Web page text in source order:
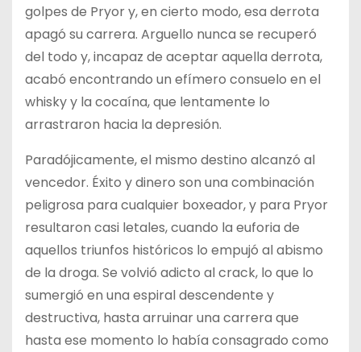
golpes de Pryor y, en cierto modo, esa derrota
apagó su carrera. Arguello nunca se recuperó
del todo y, incapaz de aceptar aquella derrota,
acabó encontrando un efímero consuelo en el
whisky y la cocaína, que lentamente lo
arrastraron hacia la depresión.
Paradójicamente, el mismo destino alcanzó al
vencedor. Éxito y dinero son una combinación
peligrosa para cualquier boxeador, y para Pryor
resultaron casi letales, cuando la euforia de
aquellos triunfos históricos lo empujó al abismo
de la droga. Se volvió adicto al crack, lo que lo
sumergió en una espiral descendente y
destructiva, hasta arruinar una carrera que
hasta ese momento lo había consagrado como